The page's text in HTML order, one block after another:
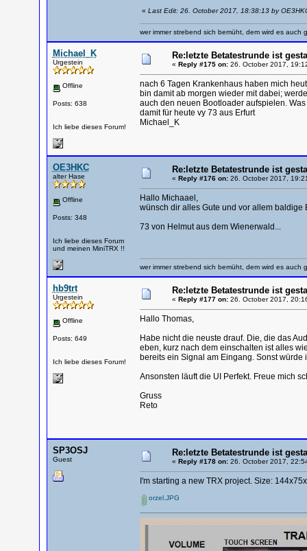
« Last Edit: 26. October 2017, 18:38:13 by
wer immer strebend sich bemüht, dem wird es auch
Michael_K
Urgestein
Offline
Posts: 638
Ich liebe dieses Forum!
Re:letzte Betatestrunde ist
« Reply #175 on:26. October 2017,
nach 6 Tagen Krankenhaus haben mich
bin damit ab morgen wieder mit dabei;
auch den neuen Bootloader aufspielen.
damit für heute vy 73 aus Erfurt
Michael_K
OE3HKC
alter Hase
Offline
Posts: 348
Ich liebe dieses Forum
und meinen MiniTRX !!
Re:letzte Betatestrunde ist
« Reply #176 on:26. October 2017,
Hallo Michaael,
wünsch dir alles Gute und vor allem
73 von Helmut aus dem Wienerwald...
wer immer strebend sich bemüht, dem wird es auch
hb9trt
Urgestein
Offline
Posts: 649
Ich liebe dieses Forum!
Re:letzte Betatestrunde ist
« Reply #177 on:26. October 2017,
Hallo Thomas,
Habe nicht die neuste drauf. Die, die das
eben, kurz nach dem einschalten ist alles
bereits ein Signal am Eingang. Sonst
Ansonsten läuft die UI Perfekt. Freue mich
Gruss
Reto
SP3OSJ
Guest
Re:letzte Betatestrunde ist
« Reply #178 on:26. October 2017,
I'm starting a new TRX project. Size:
orzel.JPG